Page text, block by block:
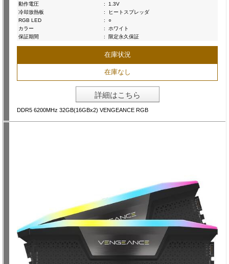
動作電圧
:
1.3V
冷却放熱板
:
ヒートスプレッダ
RGB LED
:
○
カラー
:
ホワイト
保証期間
: 限定永久保証
在庫状況
在庫なし
詳細はこちら
DDR5 6200MHz 32GB(16GBx2) VENGEANCE RGB